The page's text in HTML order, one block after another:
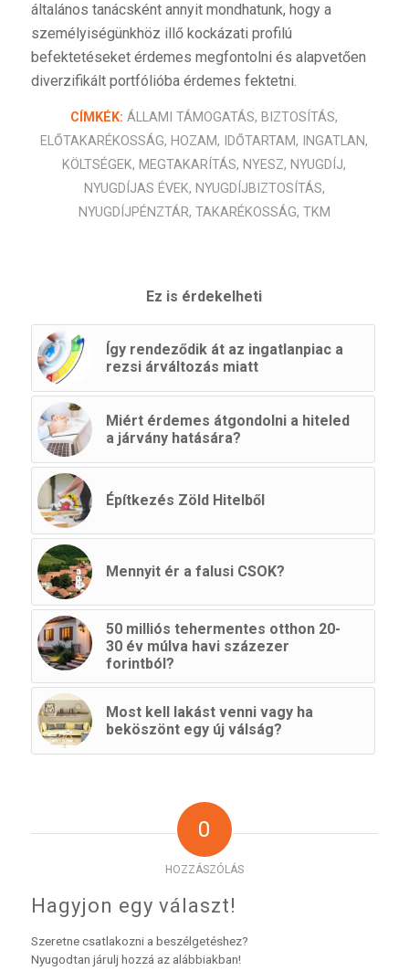
általános tanácsként annyit mondhatunk, hogy a
személyiségünkhöz illő kockázati profilú
befektetéseket érdemes megfontolni és alapvetően
diverzifikált portfólióba érdemes fektetni.
CÍMKÉK: ÁLLAMI TÁMOGATÁS, BIZTOSÍTÁS,
ELŐTAKARÉKOSSÁG, HOZAM, IDŐTARTAM, INGATLAN,
KÖLTSÉGEK, MEGTAKARÍTÁS, NYESZ, NYUGDÍJ,
NYUGDÍJAS ÉVEK, NYUGDÍJBIZTOSÍTÁS,
NYUGDÍJPÉNZTÁR, TAKARÉKOSSÁG, TKM
Ez is érdekelheti
Így rendeződik át az ingatlanpiac a
rezsi árváltozás miatt
Miért érdemes átgondolni a hiteled
a járvány hatására?
Építkezés Zöld Hitelből
Mennyit ér a falusi CSOK?
50 milliós tehermentes otthon 20-
30 év múlva havi százezer
forintból?
Most kell lakást venni vagy ha
beköszönt egy új válság?
0
HOZZÁSZÓLÁS
Hagyjon egy választ!
Szeretne csatlakozni a beszélgetéshez?
Nyugodtan járulj hozzá az alábbiakban!